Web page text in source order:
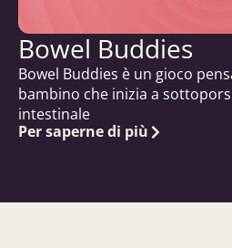
Bowel Buddies
Bowel Buddies è un gioco
bambino che inizia a
intestinale
Per saperne di più